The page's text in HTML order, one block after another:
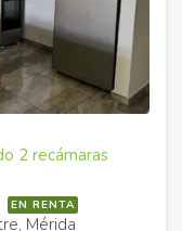
2 recámaras
EN RENTA
Mérida